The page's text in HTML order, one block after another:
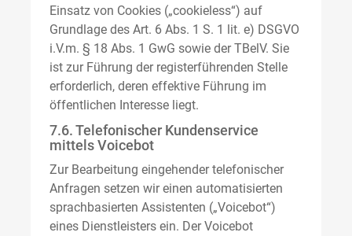
Einsatz von Cookies („cookieless“) auf
Grundlage des Art. 6 Abs. 1 S. 1 lit. e) DSGVO
i.V.m. § 18 Abs. 1 GwG sowie der TBelV. Sie
ist zur Führung der registerführenden Stelle
erforderlich, deren effektive Führung im
öffentlichen Interesse liegt.
7.6. Telefonischer Kundenservice
mittels Voicebot
Zur Bearbeitung eingehender telefonischer
Anfragen setzen wir einen automatisierten
sprachbasierten Assistenten („Voicebot“)
eines Dienstleisters ein. Der Voicebot